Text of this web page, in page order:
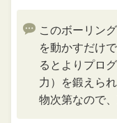
このボーリン
を動かすだけ
るとよりプロ
力）を鍛えら
物次第なので